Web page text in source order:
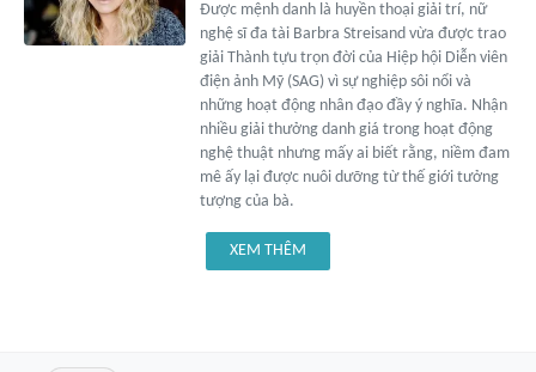
Được mệnh danh là huyền thoại giải trí, nữ
nghệ sĩ đa tài Barbra Streisand vừa được trao
giải Thành tựu trọn đời của Hiệp hội Diễn viên
điện ảnh Mỹ (SAG) vì sự nghiệp sôi nổi và
những hoạt động nhân đạo đầy ý nghĩa. Nhận
nhiều giải thưởng danh giá trong hoạt động
nghệ thuật nhưng mấy ai biết rằng, niềm đam
mê ấy lại được nuôi dưỡng từ thế giới tưởng
tượng của bà.
XEM THÊM